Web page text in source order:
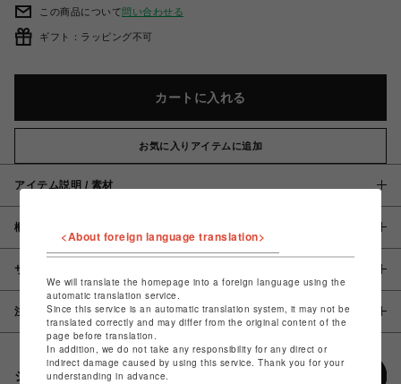
この商品について問い合わせる
ギフト：ラッピング不可
カートに入れる
お気に入りアイテムに追加
アイテム説明 / 素材
概要
サイズ
注意事項
シェアする
<About foreign language translation>
We will translate the homepage into a foreign language using the
automatic translation service.
Since this service is an automatic translation system, it may not be
translated correctly and may differ from the original content of the
page before translation.
In addition, we do not take any responsibility for any direct or
indirect damage caused by using this service. Thank you for your
understanding in advance.